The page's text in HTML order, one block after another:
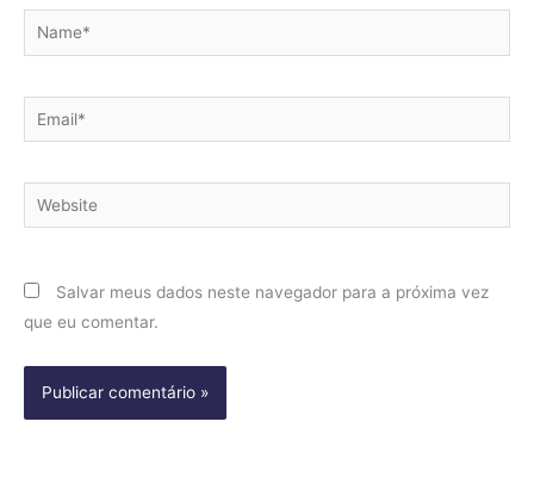
Name*
Email*
Website
Salvar meus dados neste navegador para a próxima vez
que eu comentar.